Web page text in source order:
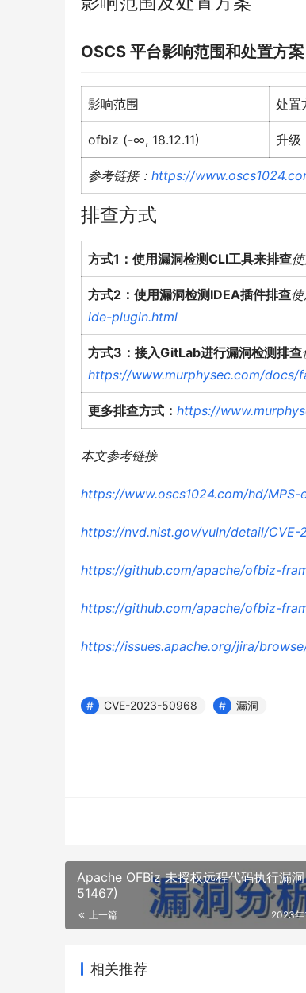
OSCS 平台影响范围和处置方案
影响范围 处置
ofbiz (-∞, 18.12.11) 升级
参考链接： https://
排查方式
方式1：使用漏洞检测CLI工具来排查
方式2：使用漏洞检测IDEA插件排查
ide-plugin.html
方式3：接入GitLab进行漏洞检测排查
https://www.murphysec.com/
更多排查方式： https://
本文参考链接
https://www.oscs1024.com/hd/MPS-
https://nvd.nist.gov/vuln/detail/CVE-
https://github.com/apache/ofbiz-
https://github.com/apache/ofbiz-
https://issues.apache.org/jira/
CVE-2023-50968 漏洞
Apache OFBiz 未授权远程代码执行漏
51467)
上一篇 2023年
相关推荐